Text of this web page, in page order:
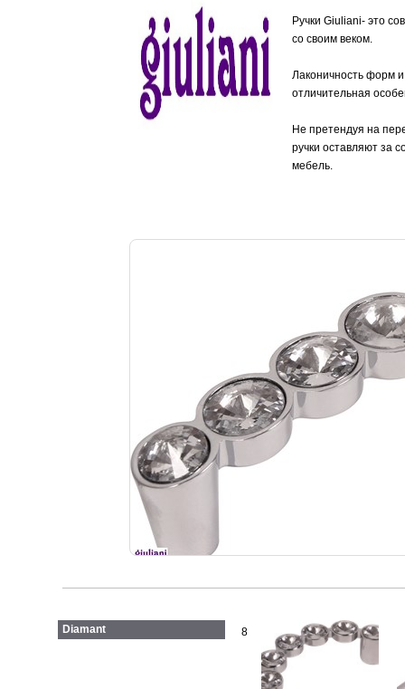
Ручки Giuliani- это
со своим веком.
Лаконичность форм
отличительная
Не претендуя на
ручки оставляют за
мебель.
Diamant 8